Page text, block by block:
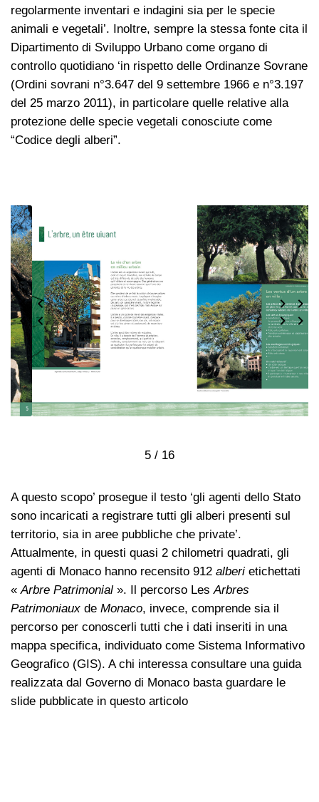
regolarmente inventari e indagini sia per le specie
animali e vegetali’. Inoltre, sempre la stessa fonte cita il
Dipartimento di Sviluppo Urbano come organo di
controllo quotidiano ‘in rispetto delle Ordinanze Sovrane
(Ordini sovrani n°3.647 del 9 settembre 1966 e n°3.197
del 25 marzo 2011), in particolare quelle relative alla
protezione delle specie vegetali conosciute come
“Codice degli alberi”.
6 / 16
A questo scopo’ prosegue il testo ‘gli agenti dello Stato
sono incaricati a registrare tutti gli alberi presenti sul
territorio, sia in aree pubbliche che private’.
Attualmente, in questi quasi 2 chilometri quadrati, gli
agenti di Monaco hanno recensito 912 alberi etichettati
«Arbre Patrimonial ». Il percorso LesArbres
Patrimoniaux de Monaco, invece, comprende sia il
percorso per conoscerli tutti che i dati inseriti in una
mappa specifica, individuato come Sistema Informativo
Geografico (GIS). A chi interessa consultare una guida
realizzata dal Governo di Monaco basta guardare le
slide pubblicate in questo articolo